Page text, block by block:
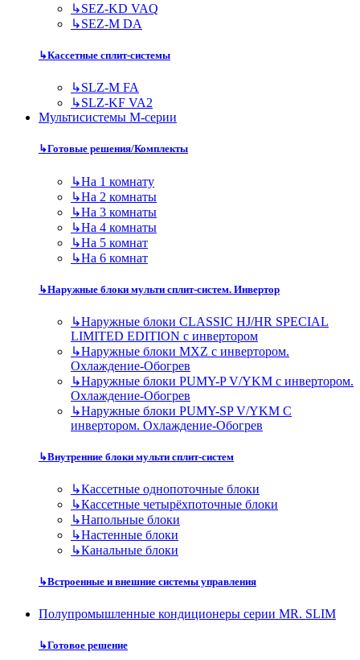
↳SEZ-KD VAQ
↳SEZ-M DA
↳Кассетные сплит-системы
↳SLZ-M FA
↳SLZ-KF VA2
Мультисистемы M-серии
↳Готовые решения/Комплекты
↳На 1 комнату
↳На 2 комнаты
↳На 3 комнаты
↳На 4 комнаты
↳На 5 комнат
↳На 6 комнат
↳Наружные блоки мульти сплит-систем. Инвертор
↳Наружные блоки CLASSIC HJ/HR SPECIAL
LIMITED EDITION с инвертором
↳Наружные блоки MXZ с инвертором.
Охлаждение-Обогрев
↳Наружные блоки PUMY-P V/YKM с инвертором.
Охлаждение-Обогрев
↳Наружные блоки PUMY-SP V/YKM С
инвертором. Охлаждение-Обогрев
↳Внутренние блоки мульти сплит-систем
↳Кассетные однопоточные блоки
↳Кассетные четырёхпоточные блоки
↳Напольные блоки
↳Настенные блоки
↳Канальные блоки
↳Встроенные и внешние системы управления
Полупромышленные кондиционеры серии MR. SLIM
↳Готовое решение